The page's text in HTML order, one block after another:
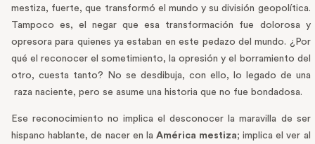
mestiza, fuerte, que transformó el mundo y su división geopolítica.
Tampoco es, el negar que esa transformación fue dolorosa y
opresora para quienes ya estaban en este pedazo del mundo. ¿Por
qué el reconocer el sometimiento, la opresión y el borramiento del
otro, cuesta tanto? No se desdibuja, con ello, lo legado de una
raza naciente, pero se asume una historia que no fue bondadosa.
Ese reconocimiento no implica el desconocer la maravilla de ser
hispano hablante, de nacer en laAmérica mestiza; implica el ver al